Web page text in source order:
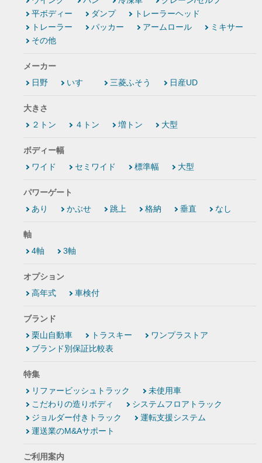
平ボディー
ダンプ
トレーラーヘッド
トレーラー
パッカー アームロール
ミキサー
その他
メーカー
日野
いすゞ 三菱ふそう 日産UD
大きさ
２トン
４トン 増トン 大型
ボディー幅
ワイド
セミワイド 標準幅 大型
パワーゲート
あり
かぶせ 跳上 格納 垂直 なし
軸
4軸
3軸
オプション
高年式
車検付
ブランド
栗山自動車
トラスキー
ワンプラストア
ブランド別保証比較表
特集
リファービッシュトラック
未使用車
こだわりの造りボディ
システムフロアトラック
ジョルダー付きトラック
運転支援システム
運送業のM&Aサポート
ご利用案内